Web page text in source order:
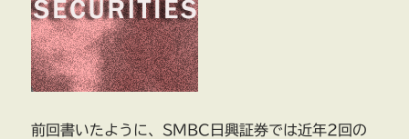
報
告
書
に
前回書いたように、SMBC日興証券では近年2回の